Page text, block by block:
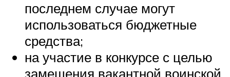
последнем случае могут
использоваться бюджетные
средства;
на участие в конкурсе с целью
замещения вакантной воинской